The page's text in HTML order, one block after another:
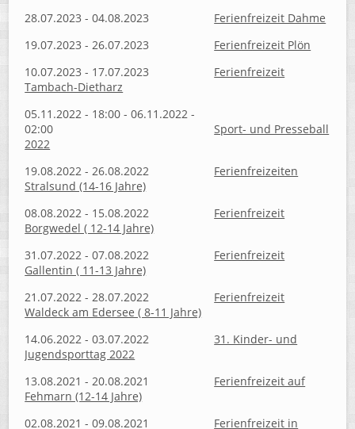
28.07.2023 - 04.08.2023
Ferienfreizeit Dahme
19.07.2023 - 26.07.2023
Ferienfreizeit Plön
10.07.2023 - 17.07.2023
Ferienfreizeit
Tambach-Dietharz
05.11.2022 - 18:00 - 06.11.2022 -
02:00
Sport- und Presseball
2022
19.08.2022 - 26.08.2022
Ferienfreizeiten
Stralsund (14-16 Jahre)
08.08.2022 - 15.08.2022
Ferienfreizeit
Borgwedel ( 12-14 Jahre)
31.07.2022 - 07.08.2022
Ferienfreizeit
Gallentin ( 11-13 Jahre)
21.07.2022 - 28.07.2022
Ferienfreizeit
Waldeck am Edersee ( 8-11 Jahre)
14.06.2022 - 03.07.2022
31. Kinder- und
Jugendsporttag 2022
13.08.2021 - 20.08.2021
Ferienfreizeit auf
Fehmarn (12-14 Jahre)
02.08.2021 - 09.08.2021
Ferienfreizeit in